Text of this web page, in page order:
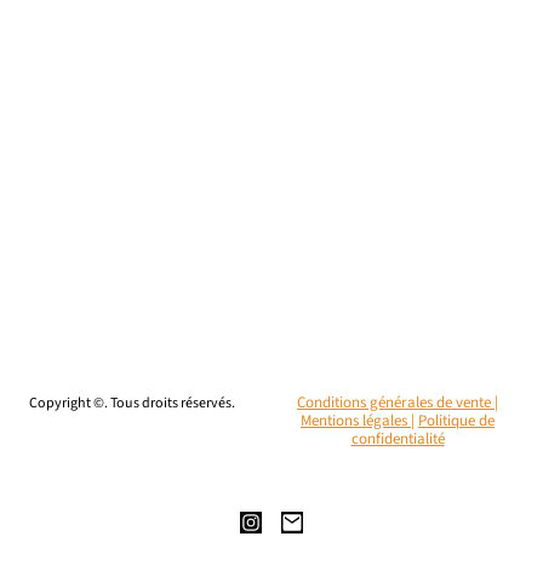
Copyright ©. Tous droits réservés.
Conditions générales de vente |
Mentions légales | Politique de
confidentialité